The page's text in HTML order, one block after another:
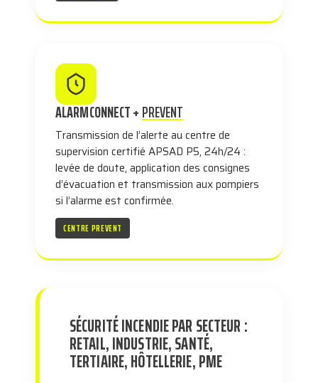
ALARMCONNECT +PREVENT
Transmission de l’alerte au centre de
supervision certifié APSAD P5, 24h/24 :
levée de doute, application des consignes
d’évacuation et transmission aux pompiers
si l’alarme est confirmée.
CENTRE PREVENT
SÉCURITÉ INCENDIE PAR SECTEUR :
RETAIL, INDUSTRIE, SANTÉ,
TERTIAIRE, HÔTELLERIE, PME